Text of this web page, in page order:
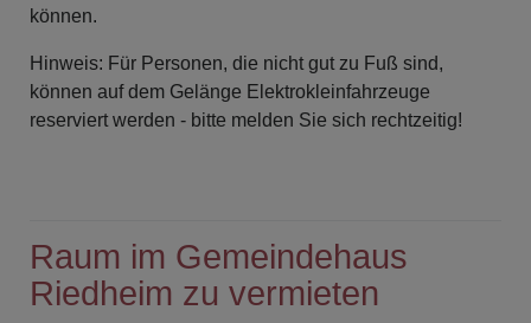
können.
Hinweis: Für Personen, die nicht gut zu Fuß sind,
können auf dem Gelänge Elektrokleinfahrzeuge
reserviert werden - bitte melden Sie sich rechtzeitig!
Raum im Gemeindehaus
Riedheim zu vermieten